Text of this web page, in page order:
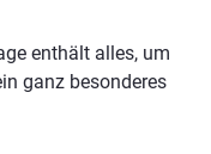
enthält alles, um
ganz besonderes